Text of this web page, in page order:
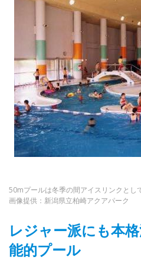
50mプールは冬季の間アイスリンクとし
画像提供：新潟県立柏崎アクアパーク
レジャー派にも本
能的プール